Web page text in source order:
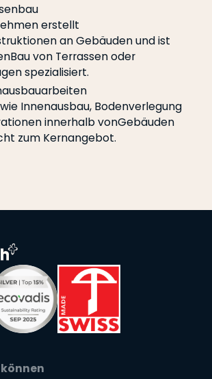
erstellt
an Gebäuden und ist
von Terrassen oder
spezialisiert.
Innenausbau, Bodenverlegung
innerhalb vonGebäuden
zum Kernangebot.